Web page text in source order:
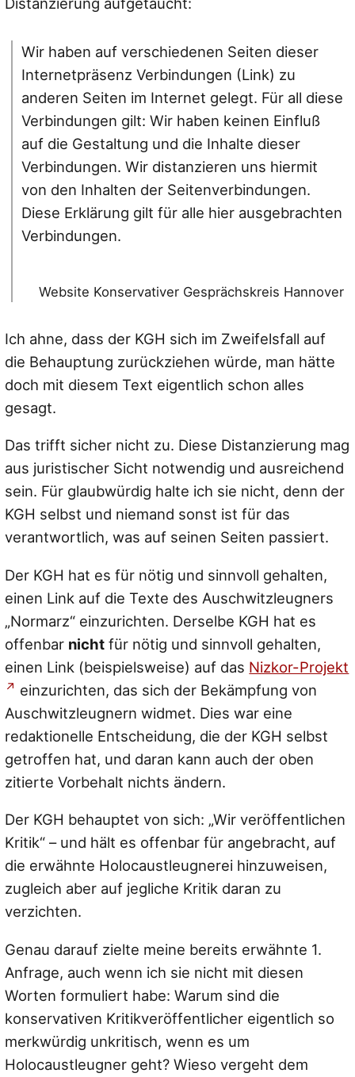
Wir haben auf verschiedenen Seiten dieser
Internetpräsenz Verbindungen (Link) zu
anderen Seiten im Internet gelegt. Für all diese
Verbindungen gilt: Wir haben keinen Einfluß
auf die Gestaltung und die Inhalte dieser
Verbindungen. Wir distanzieren uns hiermit
von den Inhalten der Seitenverbindungen.
Diese Erklärung gilt für alle hier ausgebrachten
Verbindungen.
Website Konservativer Gesprächskreis Hannover
Ich ahne, dass der KGH sich im Zweifelsfall auf
die Behauptung zurückziehen würde, man hätte
doch mit diesem Text eigentlich schon alles
gesagt.
Das trifft sicher nicht zu. Diese Distanzierung mag
aus juristischer Sicht notwendig und ausreichend
sein. Für glaubwürdig halte ich sie nicht, denn der
KGH selbst und niemand sonst ist für das
verantwortlich, was auf seinen Seiten passiert.
Der KGH hat es für nötig und sinnvoll gehalten,
einen Link auf die Texte des Auschwitzleugners
„Normarz“ einzurichten. Derselbe KGH hat es
offenbar nicht für nötig und sinnvoll gehalten,
einen Link (beispielsweise) auf das Nizkor-Projekt
einzurichten, das sich der Bekämpfung von
Auschwitzleugnern widmet. Dies war eine
redaktionelle Entscheidung, die der KGH selbst
getroffen hat, und daran kann auch der oben
zitierte Vorbehalt nichts ändern.
Der KGH behauptet von sich: „Wir veröffentlichen
Kritik“ – und hält es offenbar für angebracht, auf
die erwähnte Holocaustleugnerei hinzuweisen,
zugleich aber auf jegliche Kritik daran zu
verzichten.
Genau darauf zielte meine bereits erwähnte 1.
Anfrage, auch wenn ich sie nicht mit diesen
Worten formuliert habe: Warum sind die
konservativen Kritikveröffentlicher eigentlich so
merkwürdig unkritisch, wenn es um
Holocaustleugner geht? Wieso vergeht dem